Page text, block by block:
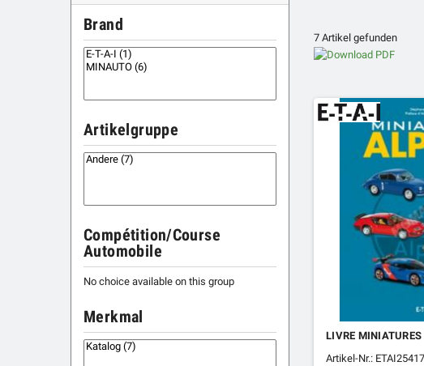
Brand
Artikelgruppe
Compétition/Course
Automobile
No choice available on this group
Merkmal
7 Artikel gefunden
LIVRE
Artikel-Nr.: ETAI25417